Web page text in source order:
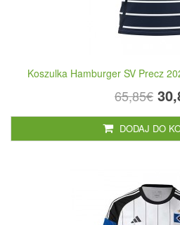
Koszulka Hamburger SV Precz
65,85€
DODAJ DO